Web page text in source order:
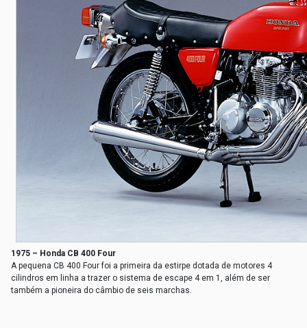
1975 – Honda CB 400 Four
A pequena CB 400 Four foi a primeira da estirpe dotada de motores 4
cilindros em linha a trazer o sistema de escape 4 em 1, além de ser
também a pioneira do câmbio de seis marchas.